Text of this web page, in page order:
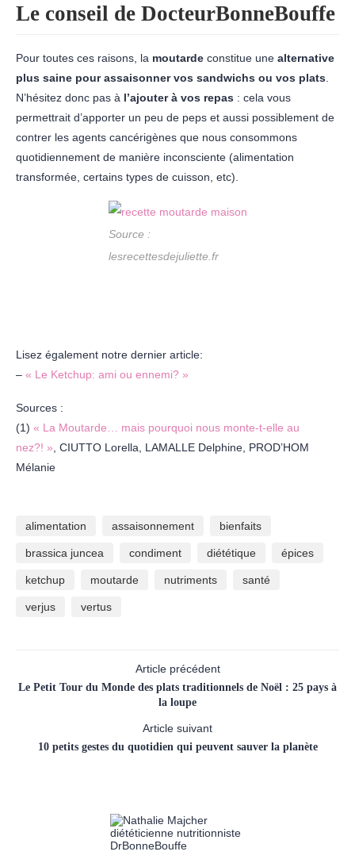
Le conseil de DocteurBonneBouffe
Pour toutes ces raisons, la moutarde constitue une alternative
plus saine pour assaisonner vos sandwichs ou vos plats
N’hésitez donc pas à l’ajouter à vos repas : cela vous
permettrait d’apporter un peu de peps et aussi possiblement de
contrer les agents cancérigènes que nous consommons
quotidiennement de manière inconsciente (alimentation
transformée, certains types de cuisson, etc).
Source :
lesrecettesdejuliette.fr
Lisez également notre dernier article:
– « Le Ketchup: ami ou ennemi? »
Sources :
(1) « La Moutarde… mais pourquoi nous monte-t-elle au
nez?! » , CIUTTO Lorella, LAMALLE Delphine, PROD’HOM
Mélanie
alimentation assaisonnement bienfaits
brassica juncea condiment diététique épices
ketchup moutarde nutriments santé
verjus vertus
Article précédent
Le Petit Tour du Monde des plats traditionnels de Noël : 25 pays à
la loupe
Article suivant
10 petits gestes du quotidien qui peuvent sauver la planète